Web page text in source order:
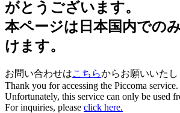
がとうございます。
本ページは日本国内での
けます。
お問い合わせはこちらからお願いいたし
Thank you for accessing the Piccoma service.
Unfortunately, this service can only be used
For inquiries, please click here.